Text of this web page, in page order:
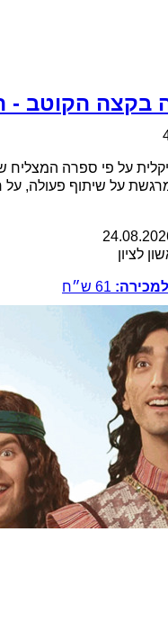
בקצה הקוטב -
על פי ספרה
על שיתוף פעולה,
לציון
61 ש״ח